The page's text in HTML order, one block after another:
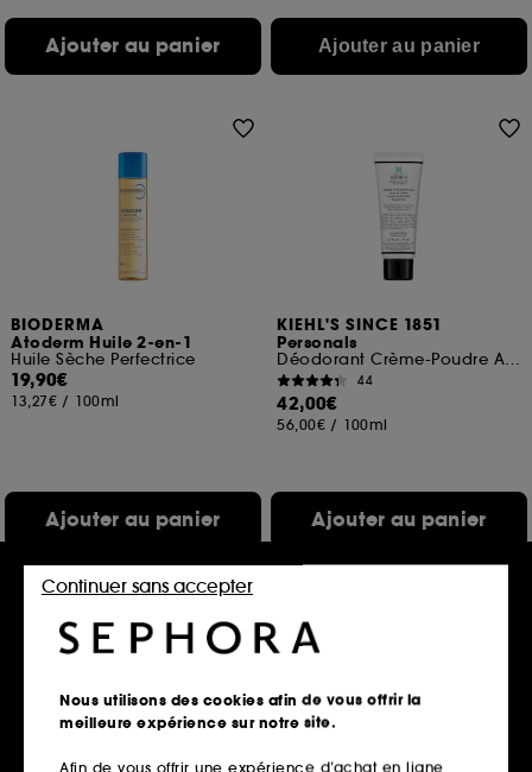
Ajouter au panier Ajouter au panier
BIODERMA
Atoderm Huile 2-en-1
Huile Sèche Perfectrice
19,90€
13,27€ / 100ml
Ajouter au panier
KIEHL'S SINCE 1851
Personals
Déodorant Crème-Poudre Aisselles et Zones Intimes
44
42,00€
56,00€ / 100ml
Ajouter au panier
Nous utilisons des cookies afin de vous offrir la
meilleure expérience sur notre site.
Afin de vous offrir une expérience d’achat en ligne
Continuer sans accepter